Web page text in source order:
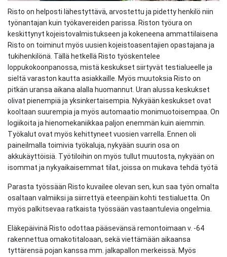
Risto on helposti lähestyttävä, arvostettu ja pidetty henkilö niin
työnantajan kuin työkavereiden parissa. Riston työura on
keskittynyt kojeistovalmistukseen ja kokeneena ammattilaisena
Risto on toiminut myös uusien kojeistoasentajien opastajana ja
tukihenkilönä. Tällä hetkellä Risto työskentelee
loppukokoonpanossa, mistä keskukset siirtyvät testialueelle ja
sieltä varaston kautta asiakkaille. Myös muutoksia Risto on
pitkän uransa aikana alalla huomannut. Uran alussa keskukset
olivat pienempiä ja yksinkertaisempia. Nykyään keskukset ovat
kooltaan suurempia ja myös automaatio monimuotoisempaa. On
logiikoita ja hienomekaniikkaa paljon enemmän kuin aiemmin.
Työkalut ovat myös kehittyneet vuosien varrella. Ennen oli
paineilmalla toimivia työkaluja, nykyään suurin osa on
akkukäyttöisiä. Työtiloihin on myös tullut muutosta, nykyään on
isommat ja nykyaikaisemmat tilat, joissa on mukava tehdä työtä
Parasta työssään Risto kuvailee olevan sen, kun saa työn omalta
osaltaan valmiiksi ja siirrettyä eteenpäin kohti testialuetta. On
myös palkitsevaa ratkaista työssään vastaantulevia ongelmia.
Eläkepäivinä Risto odottaa pääsevänsä remontoimaan v. -64
rakennettua omakotitaloaan, sekä viettämään aikaansa
tyttärensä pojan kanssa mm. jalkapallon merkeissä. Myös